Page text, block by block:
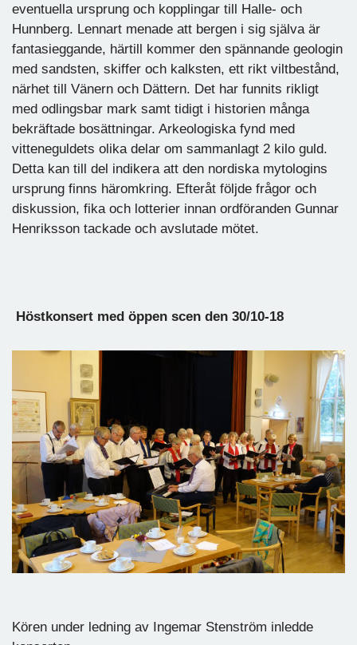
eventuella ursprung och kopplingar till Halle- och
Hunnberg. Lennart menade att bergen i sig själva är
fantasieggande, härtill kommer den spännande geologin
med sandsten, skiffer och kalksten, ett rikt viltbestånd,
närhet till Vänern och Dättern. Det har funnits rikligt
med odlingsbar mark samt tidigt i historien många
bekräftade bosättningar. Arkeologiska fynd med
vitteneguldets olika delar om sammanlagt 2 kilo guld.
Detta kan till del indikera att den nordiska mytologins
ursprung finns häromkring. Efteråt följde frågor och
diskussion, fika och lotterier innan ordföranden Gunnar
Henriksson tackade och avslutade mötet.
Höstkonsert med öppen scen den 30/10-18
Kören under ledning av Ingemar Stenström inledde